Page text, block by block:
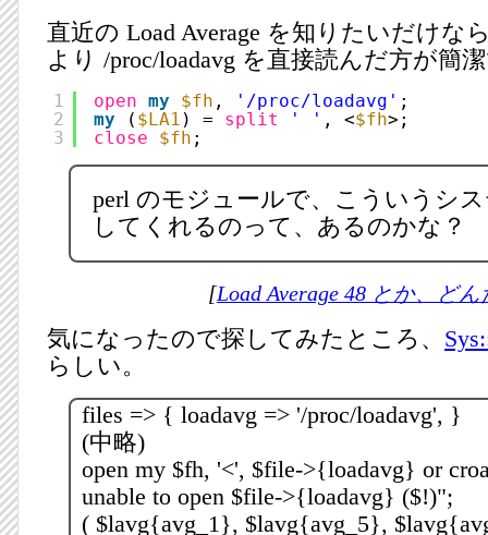
直近の Load Average を知りたいだけな
より /proc/loadavg を直接読んだ方が簡
1
2
3
open my $fh , '/proc/loadavg' ;
my
( $LA1 ) = split ' ' , <$fh>;
close
$fh ;
perl のモジュールで、こういうシ
してくれるのって、あるのかな？
[Load Average 48 とか、ど
気になったので探してみたところ、
らしい。
files => { loadavg => '/proc/loadavg', }
(中略)
open my $fh, '<', $file->{loadavg} or
unable to open $file->{loadavg} ($!)";
( $lavg{avg_1}, $lavg{avg_5},